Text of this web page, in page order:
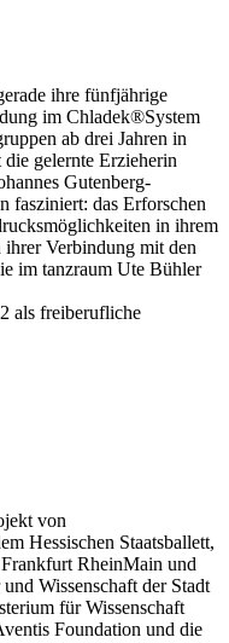
ihre fünfjährige
im Chladek®System
ab drei Jahren in
gelernte Erzieherin
Gutenberg-
fasziniert: das Erforschen
in ihrem
Verbindung mit den
im tanzraum Ute Bühler
als freiberufliche
von
Hessischen Staatsballett,
RheinMain und
Wissenschaft der Stadt
für Wissenschaft
Foundation und die